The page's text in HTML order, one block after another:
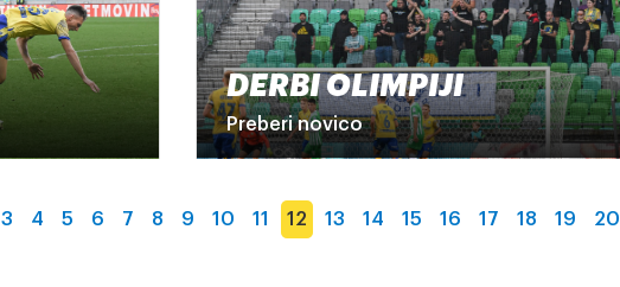
DERBI OLIMPIJI
Preberi novico
3 4 5 6 7 8 9 10 11 12 13 14 15 16 17 18 19 20